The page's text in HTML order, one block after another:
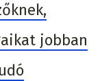
jobban